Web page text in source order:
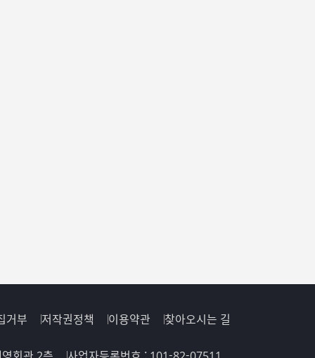
거부 저작권정책 이용약관 찾아오시는 길